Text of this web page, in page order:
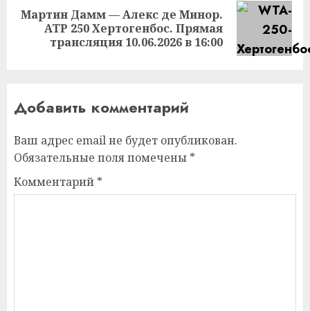
Следующая
запись:
Мартин Дамм — Алекс де Минор.
ATP 250 Хертогенбос. Прямая
трансляция 10.06.2026 в 16:00
Добавить комментарий
Ваш адрес email не будет опубликован.
Обязательные поля помечены *
Комментарий *